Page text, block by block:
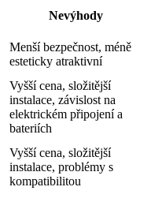
Nevýhody
Menší bezpečnost, méně
⁢esteticky atraktivní
Vyšší cena,‍ složitější
instalace, závislost na
elektrickém ‌připojení a
bateriích
Vyšší cena, složitější
instalace, problémy s
kompatibilitou